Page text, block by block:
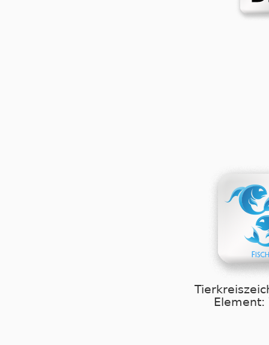
Element: